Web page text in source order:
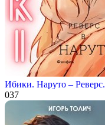
Ибики. Наруто – Реверс.
037